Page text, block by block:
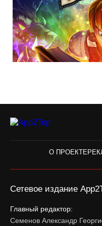
О ПРОЕКТЕ
Сетевое издание
Главный редактор:
Семенов Александр